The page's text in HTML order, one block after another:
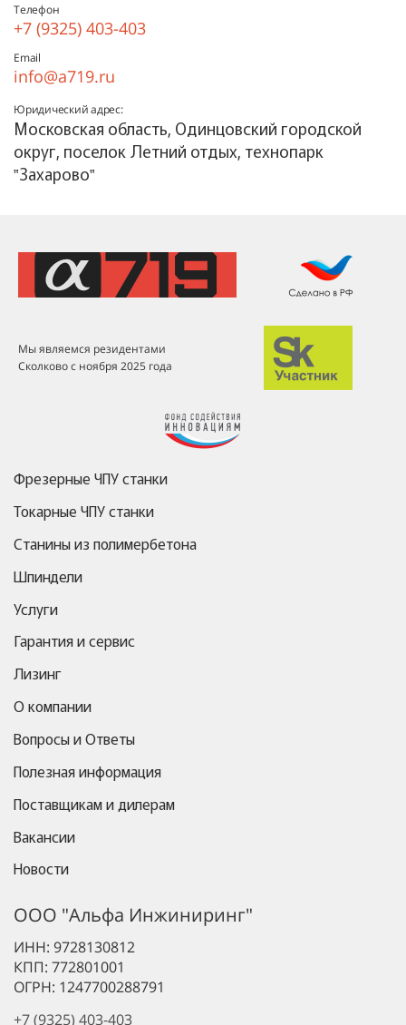
Телефон
+7 (9325) 403-403
Email
info@a719.ru
Юридический адрес:
Московская область, Одинцовский городской
округ, поселок Летний отдых, технопарк
‟Захарово‟
Мы являемся резидентами
Сколково с ноября 2025 года
Фрезерные ЧПУ станки
Токарные ЧПУ станки
Станины из полимербетона
Шпиндели
Услуги
Гарантия и сервис
Лизинг
О компании
Вопросы и Ответы
Полезная информация
Поставщикам и дилерам
Вакансии
Новости
ООО "Альфа Инжиниринг"
ИНН: 9728130812
КПП: 772801001
ОГРН: 1247700288791
+7 (9325) 403-403